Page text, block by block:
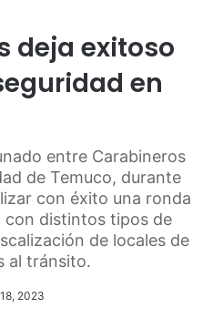
deja exitoso
en
entre Carabineros
de Temuco, durante
con éxito una ronda
con distintos tipos de
de locales de
al tránsito.
2023